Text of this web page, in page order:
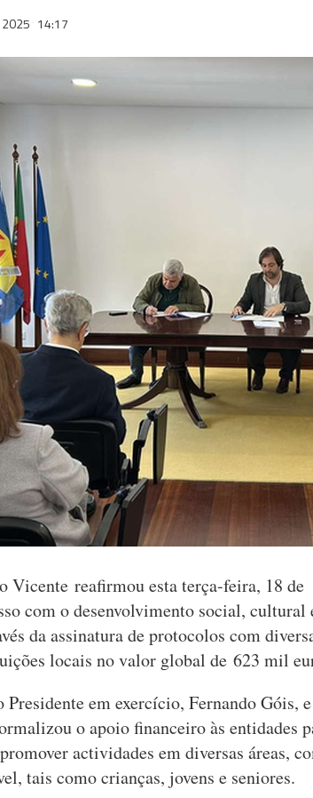
14:17
Vicente reafirmou esta terça-feira, 18 de
com o desenvolvimento social, cultural
da assinatura de protocolos com
locais no valor global de 623 mil
em exercício, Fernando Góis,
o apoio financeiro às entidades
actividades em diversas áreas,
tais como crianças, jovens e seniores.